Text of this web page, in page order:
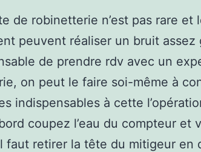
de robinetterie n’est pas rare et
peuvent réaliser un bruit assez
de prendre rdv avec un
on peut le faire soi-même à
indispensables à cette
coupez l’eau du compteur et
faut retirer la tête du mitigeur en